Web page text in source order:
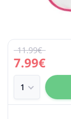
7.99€
11.99€